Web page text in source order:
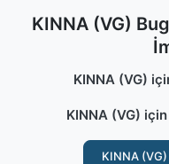
KINNA (VG)
KINNA (VG)
KINNA (VG)
KINNA